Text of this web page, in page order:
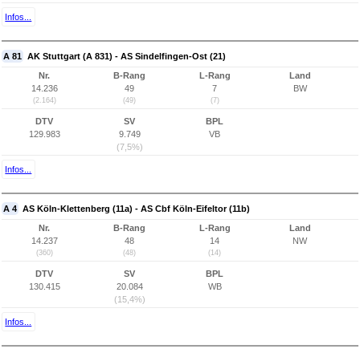
Infos...
A 81 AK Stuttgart (A 831) - AS Sindelfingen-Ost (21)
Nr.
14.236
(2.164)
B-Rang
49
(49)
L-Rang
7
(7)
Land
BW
DTV
129.983
SV
9.749
(7,5%)
BPL
VB
Infos...
A 4 AS Köln-Klettenberg (11a) - AS Cbf Köln-Eifeltor (11b)
Nr.
14.237
(360)
B-Rang
48
(48)
L-Rang
14
(14)
Land
NW
DTV
130.415
SV
20.084
(15,4%)
BPL
WB
Infos...